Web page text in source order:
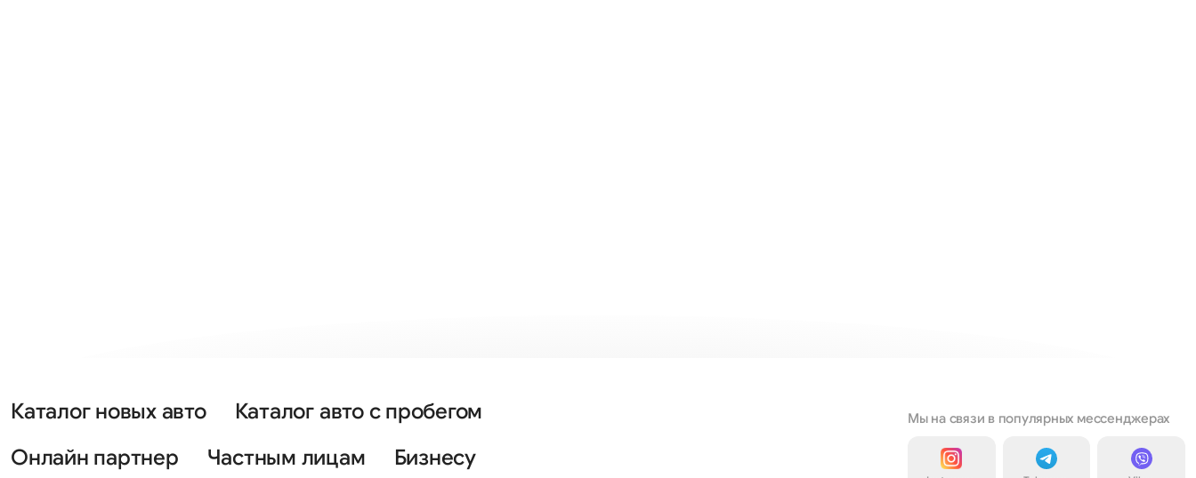
Каталог новых авто
Каталог авто с пробегом
Онлайн партнер
Частным лицам
Бизнесу
Мы на связи в популярных мессенджерах